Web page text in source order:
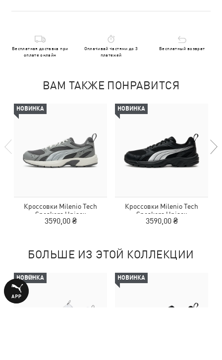
Бесплатная доставка при
оплате онлайн
Оплачивай частями до 3
платежей
Бесплатный возврат
ВАМ ТАКЖЕ ПОНРАВИТСЯ
НОВИНКА
Кроссовки Milenio Tech
Sneakers Unisex
3590,00 ₴
НОВИНКА
Кроссовки Milenio Tech
Sneakers Unisex
3590,00 ₴
БОЛЬШЕ ИЗ ЭТОЙ КОЛЛЕКЦИИ
НОВИНКА НОВИНКА